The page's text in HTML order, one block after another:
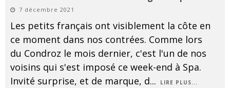
7 décembre 2021
Les petits français ont visiblement la côte en
ce moment dans nos contrées. Comme lors
du Condroz le mois dernier, c'est l'un de nos
voisins qui s'est imposé ce week-end à Spa.
Invité surprise, et de marque, d... LIRE PLUS...